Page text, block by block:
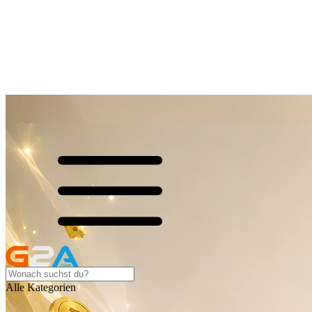
Alle Kategorien